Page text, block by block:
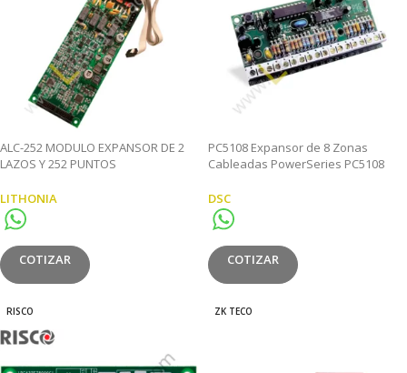
ALC-252 MODULO EXPANSOR DE 2
LAZOS Y 252 PUNTOS
LITHONIA
COTIZAR
PC5108 Expansor de 8 Zonas
Cableadas PowerSeries PC5108
DSC
COTIZAR
RISCO ZK TECO